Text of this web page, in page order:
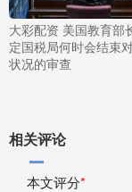
大彩配资 美国教育部
定国税局何时会结束
状况的审查
相关评论
本文评分*